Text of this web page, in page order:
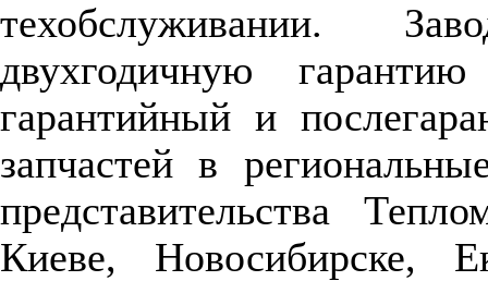
техобслуживании.
двухгодичную
гарантийный и
запчастей в
представительства
Киеве, Новосибирске,